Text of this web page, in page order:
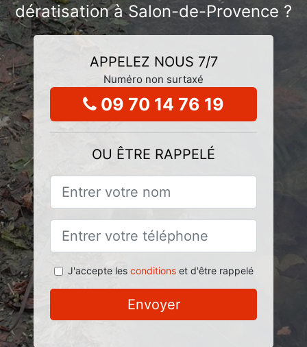
dératisation à Salon-de-Provence ?
APPELEZ NOUS 7/7
Numéro non surtaxé
09 70 14 76 19
OU ÊTRE RAPPELÉ
J'accepte les conditionset d'être rappelé
Envoyer